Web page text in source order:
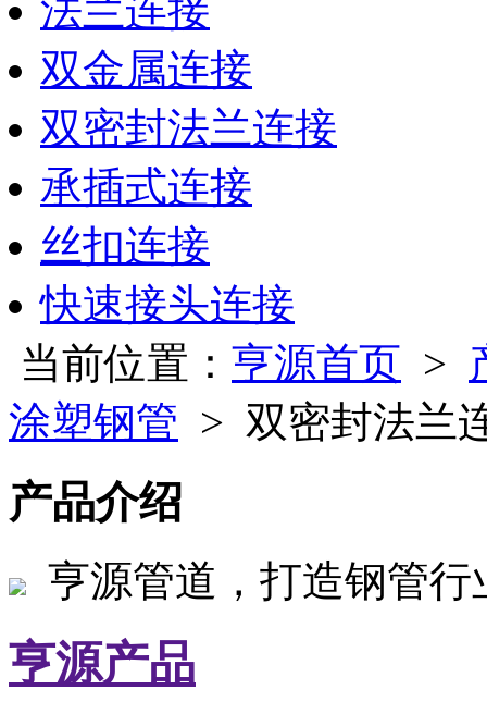
法兰连接
双金属连接
双密封法兰连接
承插式连接
丝扣连接
快速接头连接
当前位置： 亨源首页 >
涂塑钢管 > 双密封法兰
产品介绍
亨源管道，打造钢管
亨源产品